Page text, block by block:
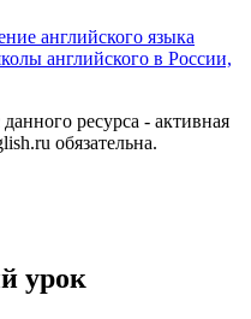
английского языка
английского в России,
ресурса - активная
обязательна.
урок